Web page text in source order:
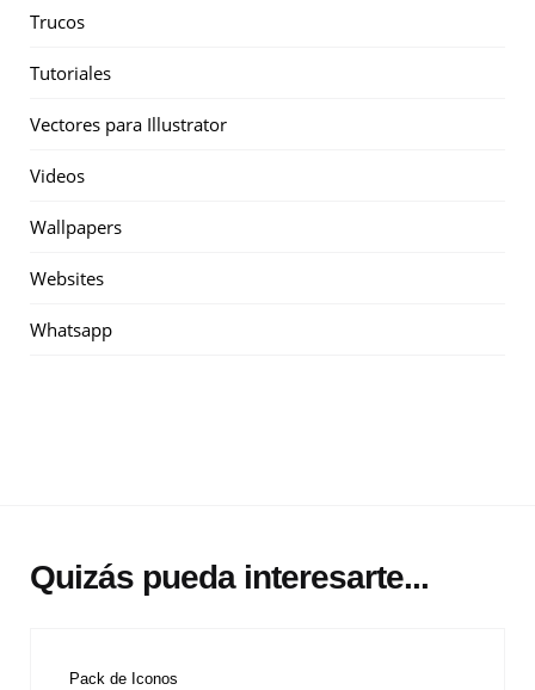
Trucos
Tutoriales
Vectores para Illustrator
Videos
Wallpapers
Websites
Whatsapp
Quizás pueda interesarte...
Pack de Iconos